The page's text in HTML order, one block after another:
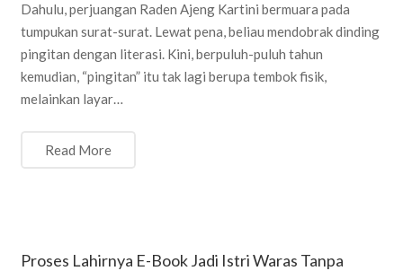
Dahulu, perjuangan Raden Ajeng Kartini bermuara pada
tumpukan surat-surat. Lewat pena, beliau mendobrak dinding
pingitan dengan literasi. Kini, berpuluh-puluh tahun
kemudian, “pingitan” itu tak lagi berupa tembok fisik,
melainkan layar…
Read More
Proses Lahirnya E-Book Jadi Istri Waras Tanpa